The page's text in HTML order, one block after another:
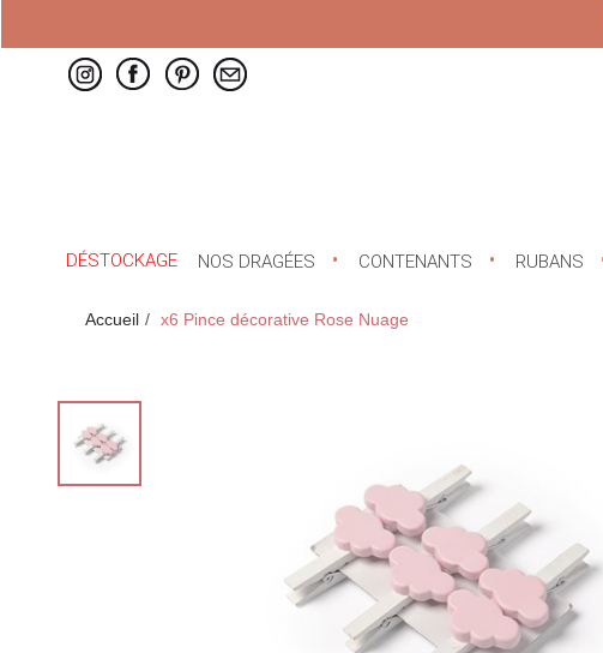
DÉSTOCKAGE NOS DRAGÉES CONTENANTS RUBANS
Accueil x6 Pince décorative Rose Nuage